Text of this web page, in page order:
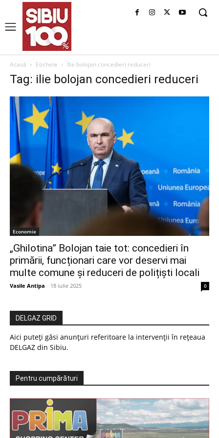
Acasă Etichete Ilie bolojan concedieri reduceri
Tag: ilie bolojan concedieri reduceri
Economie
„Ghilotina” Bolojan taie tot: concedieri în
primării, funcționari care vor deservi mai
multe comune și reduceri de polițiști locali
Vasile Antipa - 18 iulie 2025 0
DELGAZ GRID
Aici puteți găsi anunțuri referitoare la intervenții în rețeaua
DELGAZ din Sibiu.
Pentru cumpărături